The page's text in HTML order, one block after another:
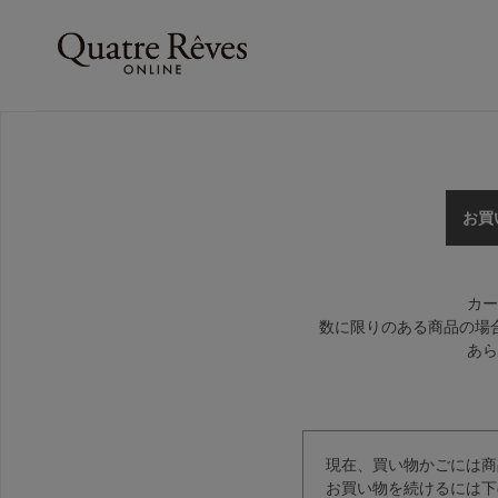
お買
カ
数に限りのある商品の場
あ
現在、買い物かごには
お買い物を続けるには